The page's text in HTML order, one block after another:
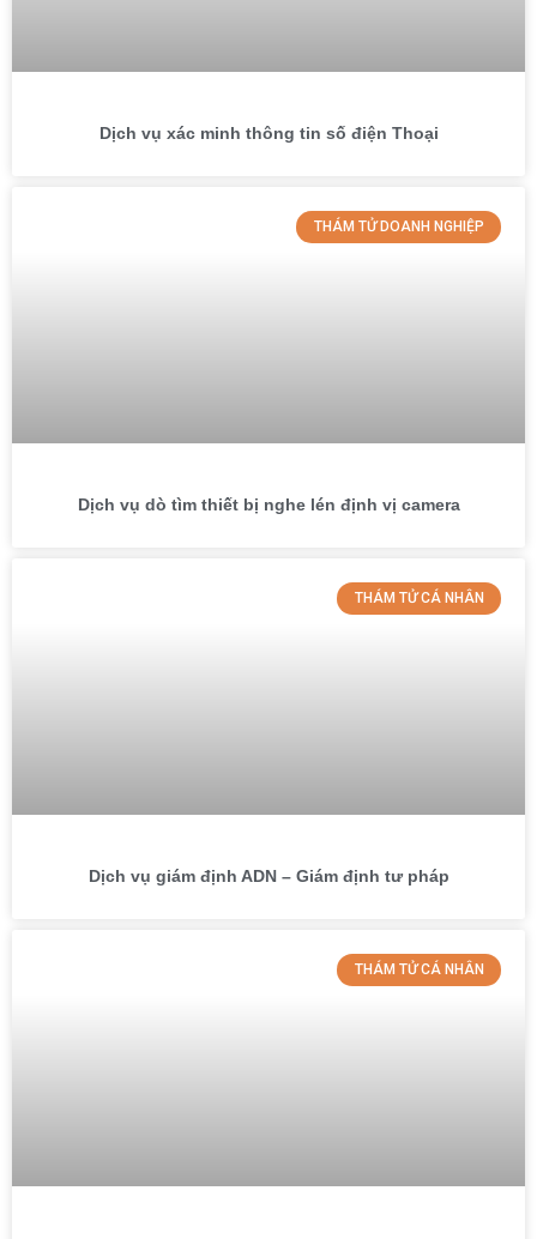
Dịch vụ xác minh thông tin số điện Thoại
THÁM TỬ DOANH NGHIỆP
Dịch vụ dò tìm thiết bị nghe lén định vị camera
THÁM TỬ CÁ NHÂN
Dịch vụ giám định ADN – Giám định tư pháp
THÁM TỬ CÁ NHÂN